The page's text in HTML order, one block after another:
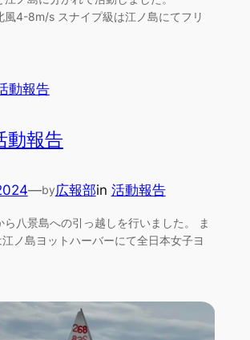
風4-8m/s スナイプ級は江ノ島にてフリ
動報告
—by広報部in 活動報告
ら八景島への引っ越しを行いました。 ま
ノ島ヨットハーバーにて全日本女子ヨ